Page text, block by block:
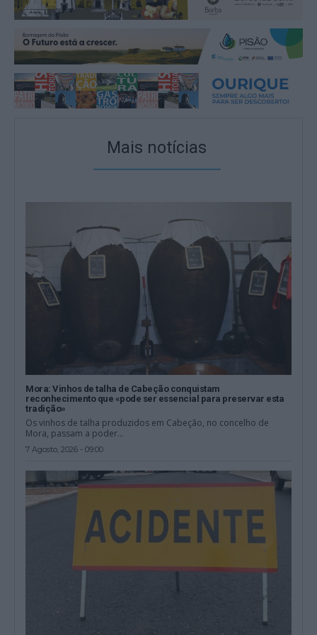
Mais notícias
Mora: Vinhos de talha de Cabeção conquistam
reconhecimento que «pode ser essencial para preservar esta
tradição»
Os vinhos de talha produzidos em Cabeção, no concelho de
Mora, passam a poder...
7 Agosto, 2026 - 09:00